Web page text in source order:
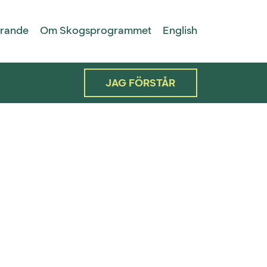
Om Skogsprogrammet English
JAG FÖRSTÅR